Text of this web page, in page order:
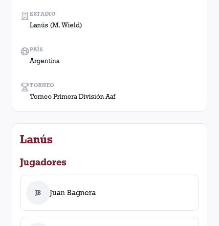
TORNEO
Torneo Primera División Aaf
ESTADIO
Lanús (M. Wield)
PAÍS
Argentina
Lanús
Jugadores
JB Juan Bagnera